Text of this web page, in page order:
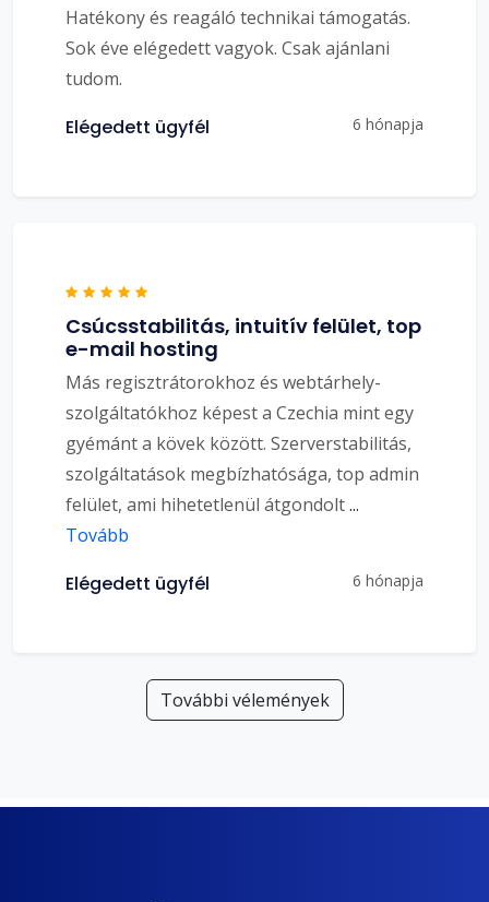
Hatékony és reagáló technikai támogatás.
Sok éve elégedett vagyok. Csak ajánlani
tudom.
Elégedett ügyfél 6 hónapja
Csúcsstabilitás, intuitív felület, top
e-mail hosting
Más regisztrátorokhoz és webtárhely-
szolgáltatókhoz képest a Czechia mint egy
gyémánt a kövek között. Szerverstabilitás,
szolgáltatások megbízhatósága, top admin
felület, ami hihetetlenül átgondolt...
Tovább
Elégedett ügyfél 6 hónapja
További vélemények